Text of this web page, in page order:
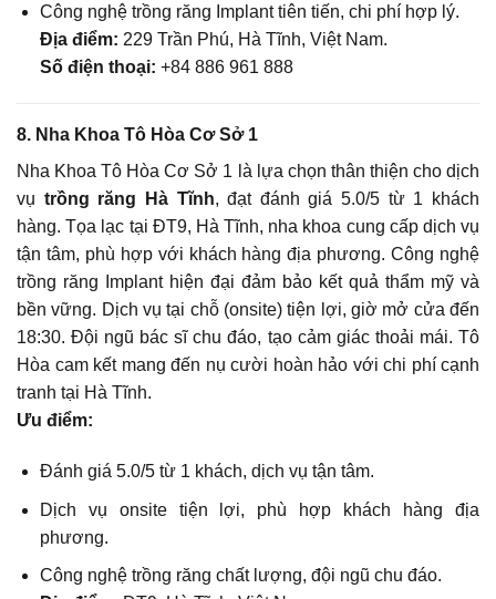
Công nghệ trồng răng Implant tiên tiến, chi phí hợp lý.
Địa điểm: 229 Trần Phú, Hà Tĩnh, Việt Nam.
Số điện thoại: +84 886 961 888
8. Nha Khoa Tô Hòa Cơ Sở 1
Nha Khoa Tô Hòa Cơ Sở 1 là lựa chọn thân thiện cho dịch
vụ trồng răng Hà Tĩnh, đạt đánh giá 5.0/5 từ 1 khách
hàng. Tọa lạc tại ĐT9, Hà Tĩnh, nha khoa cung cấp dịch vụ
tận tâm, phù hợp với khách hàng địa phương. Công nghệ
trồng răng Implant hiện đại đảm bảo kết quả thẩm mỹ và
bền vững. Dịch vụ tại chỗ (onsite) tiện lợi, giờ mở cửa đến
18:30. Đội ngũ bác sĩ chu đáo, tạo cảm giác thoải mái. Tô
Hòa cam kết mang đến nụ cười hoàn hảo với chi phí cạnh
tranh tại Hà Tĩnh.
Ưu điểm:
Đánh giá 5.0/5 từ 1 khách, dịch vụ tận tâm.
Dịch vụ onsite tiện lợi, phù hợp khách hàng địa
phương.
Công nghệ trồng răng chất lượng, đội ngũ chu đáo.